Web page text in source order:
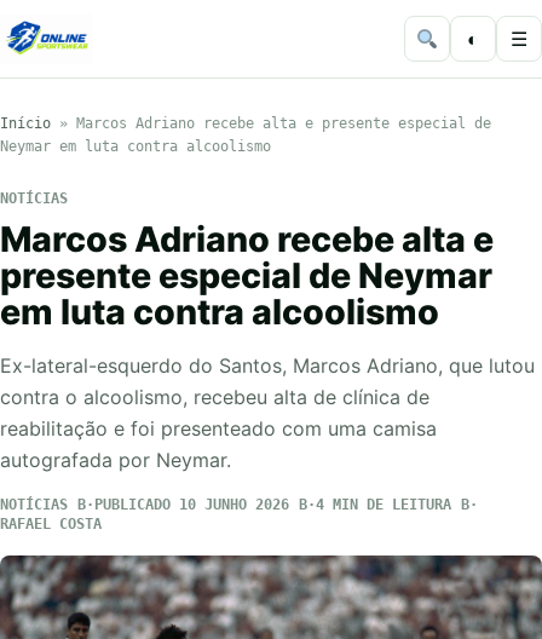
◐ ☰
Início » Marcos Adriano recebe alta e presente especial de
Neymar em luta contra alcoolismo
NOTÍCIAS
Marcos Adriano recebe alta e
presente especial de Neymar
em luta contra alcoolismo
Ex-lateral-esquerdo do Santos, Marcos Adriano, que lutou
contra o alcoolismo, recebeu alta de clínica de
reabilitação e foi presenteado com uma camisa
autografada por Neymar.
NOTÍCIAS PUBLICADO 10 JUNHO 2026
4 MIN DE LEITURA
RAFAEL COSTA